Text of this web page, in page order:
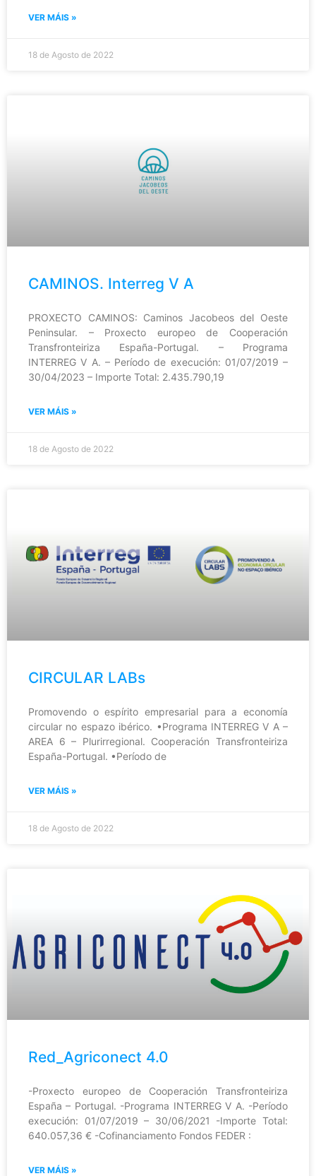
VER MÁIS »
18 de Agosto de 2022
CAMINOS. Interreg V A
PROXECTO CAMINOS: Caminos Jacobeos del Oeste
Peninsular. – Proxecto europeo de Cooperación
Transfronteiriza España-Portugal. – Programa
INTERREG V A. – Período de execución: 01/07/2019 –
30/04/2023 – Importe Total: 2.435.790,19
VER MÁIS »
18 de Agosto de 2022
CIRCULAR LABs
Promovendo o espírito empresarial para a economía
circular no espazo ibérico. •Programa INTERREG V A –
AREA 6 – Plurirregional. Cooperación Transfronteiriza
España-Portugal. •Período de
VER MÁIS »
18 de Agosto de 2022
Red_Agriconect 4.0
-Proxecto europeo de Cooperación Transfronteiriza
España – Portugal. -Programa INTERREG V A. -Período
execución: 01/07/2019 – 30/06/2021 -Importe Total:
640.057,36 € -Cofinanciamento Fondos FEDER :
VER MÁIS »